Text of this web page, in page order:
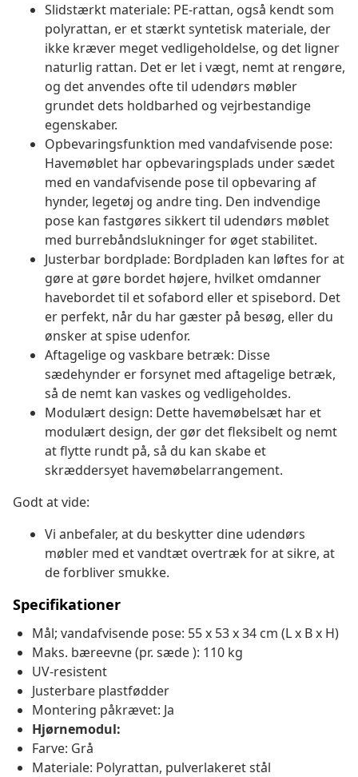
Slidstærkt materiale: PE-rattan, også kendt som
polyrattan, er et stærkt syntetisk materiale, der
ikke kræver meget vedligeholdelse, og det ligner
naturlig rattan. Det er let i vægt, nemt at rengøre,
og det anvendes ofte til udendørs møbler
grundet dets holdbarhed og vejrbestandige
egenskaber.
Opbevaringsfunktion med vandafvisende pose:
Havemøblet har opbevaringsplads under sædet
med en vandafvisende pose til opbevaring af
hynder, legetøj og andre ting. Den indvendige
pose kan fastgøres sikkert til udendørs møblet
med burrebåndslukninger for øget stabilitet.
Justerbar bordplade: Bordpladen kan løftes for at
gøre at gøre bordet højere, hvilket omdanner
havebordet til et sofabord eller et spisebord. Det
er perfekt, når du har gæster på besøg, eller du
ønsker at spise udenfor.
Aftagelige og vaskbare betræk: Disse
sædehynder er forsynet med aftagelige betræk,
så de nemt kan vaskes og vedligeholdes.
Modulært design: Dette havemøbelsæt har et
modulært design, der gør det fleksibelt og nemt
at flytte rundt på, så du kan skabe et
skræddersyet havemøbelarrangement.
Godt at vide:
Vi anbefaler, at du beskytter dine udendørs
møbler med et vandtæt overtræk for at sikre, at
de forbliver smukke.
Specifikationer
Mål; vandafvisende pose: 55 x 53 x 34 cm (L x B x H)
Maks. bæreevne (pr. sæde ): 110 kg
UV-resistent
Justerbare plastfødder
Montering påkrævet: Ja
Hjørnemodul:
Farve: Grå
Materiale: Polyrattan, pulverlakeret stål